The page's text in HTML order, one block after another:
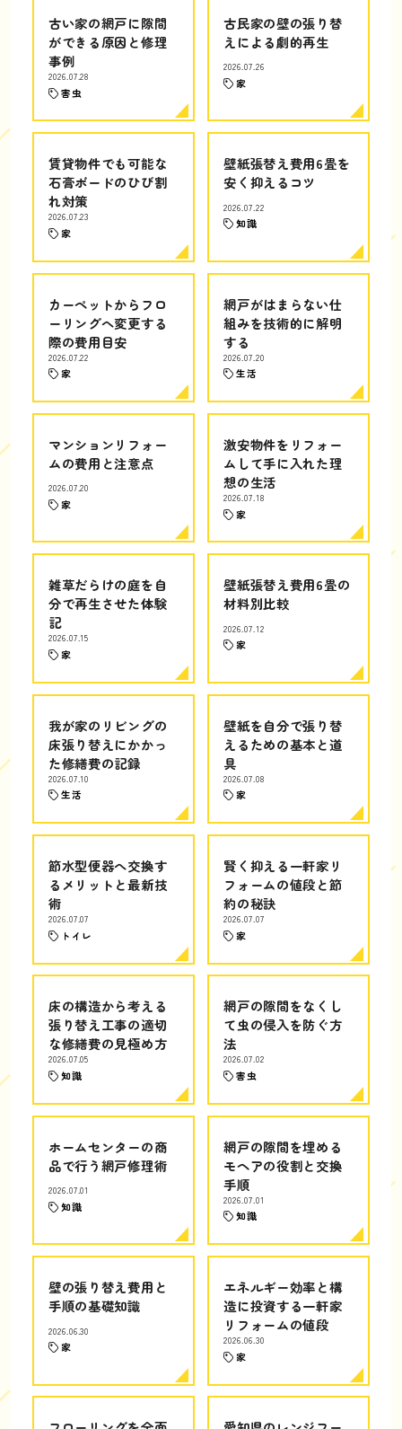
古い家の網戸に隙間
ができる原因と修理
事例
2026.07.28
害虫
古民家の壁の張り替
えによる劇的再生
2026.07.26
家
賃貸物件でも可能な
石膏ボードのひび割
れ対策
2026.07.23
家
壁紙張替え費用6畳を
安く抑えるコツ
2026.07.22
知識
カーペットからフロ
ーリングへ変更する
際の費用目安
2026.07.22
家
網戸がはまらない仕
組みを技術的に解明
する
2026.07.20
生活
マンションリフォー
ムの費用と注意点
2026.07.20
家
激安物件をリフォー
ムして手に入れた理
想の生活
2026.07.18
家
雑草だらけの庭を自
分で再生させた体験
記
2026.07.15
家
壁紙張替え費用6畳の
材料別比較
2026.07.12
家
我が家のリビングの
床張り替えにかかっ
た修繕費の記録
2026.07.10
生活
壁紙を自分で張り替
えるための基本と道
具
2026.07.08
家
節水型便器へ交換す
るメリットと最新技
術
2026.07.07
トイレ
賢く抑える一軒家リ
フォームの値段と節
約の秘訣
2026.07.07
家
床の構造から考える
張り替え工事の適切
な修繕費の見極め方
2026.07.05
知識
網戸の隙間をなくし
て虫の侵入を防ぐ方
法
2026.07.02
害虫
ホームセンターの商
品で行う網戸修理術
2026.07.01
知識
網戸の隙間を埋める
モヘアの役割と交換
手順
2026.07.01
知識
壁の張り替え費用と
手順の基礎知識
2026.06.30
家
エネルギー効率と構
造に投資する一軒家
リフォームの値段
2026.06.30
家